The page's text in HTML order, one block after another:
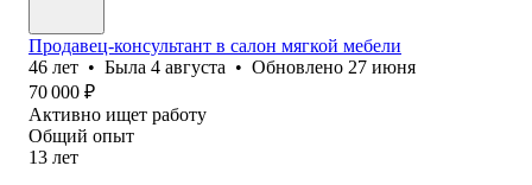
Продавец-консультант в салон мягкой мебели
46 лет • Была 4 августа • Обновлено 27 июня
70 000 ₽
Активно ищет работу
Общий опыт
13 лет